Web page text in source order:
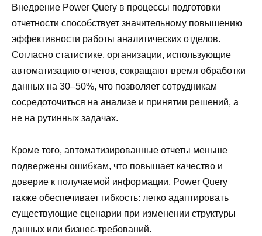
Внедрение Power Query в процессы подготовки
отчетности способствует значительному повышению
эффективности работы аналитических отделов.
Согласно статистике, организации, использующие
автоматизацию отчетов, сокращают время обработки
данных на 30–50%, что позволяет сотрудникам
сосредоточиться на анализе и принятии решений, а
не на рутинных задачах.
Кроме того, автоматизированные отчеты меньше
подвержены ошибкам, что повышает качество и
доверие к получаемой информации. Power Query
также обеспечивает гибкость: легко адаптировать
существующие сценарии при изменении структуры
данных или бизнес-требований.